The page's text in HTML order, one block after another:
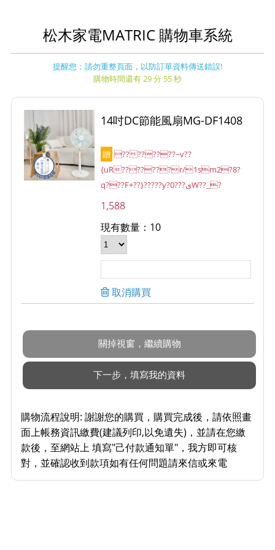
松木家電MATRIC 購物車系統
提醒您：請勿重整頁面，以防訂單資料傳送錯誤!
購物時間還有 29 分 55 秒
14吋DC節能風扇MG-DF1408
贈 ????????~v??
{uR???????r/1sm2?8?
q???F+??}?????y?ى???0W??_?
1,588
現有數量：10
取消購買
購物流程說明: 謝謝您的購買，購買完成後，請依照畫
面上帳務資訊繳費(建議列印,以免遺失)，並請在您繳
款後，至網站上 填寫"己付款通知單"，我方即可核
對，並確認收到款項如有任何問題請來信或來電